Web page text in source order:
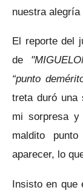
nuestra
El reporte del
de
“punto
treta duró una
mi sorpresa y
maldito
aparecer, lo
Insisto en que